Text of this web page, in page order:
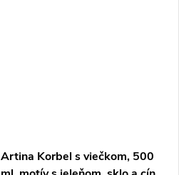
Artina Korbel s viečkom, 500